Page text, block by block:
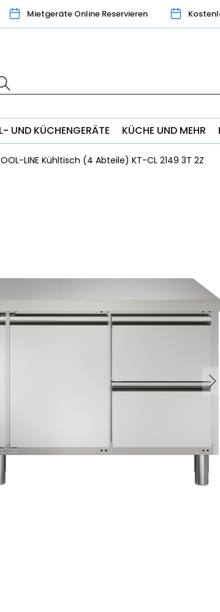
Mietgeräte Online Reservieren
UND KÜCHENGERÄTE KÜCHE UND MEHR
LINE Kühltisch (4 Abteile) KT-CL 2149 3T 2Z